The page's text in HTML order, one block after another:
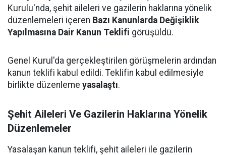
Kurulu'nda, şehit aileleri ve gazilerin haklarına yönelik
düzenlemeleri içeren Bazı Kanunlarda Değişiklik
Yapılmasına Dair Kanun Teklifi görüşüldü.
Genel Kurul'da gerçekleştirilen görüşmelerin ardından
kanun teklifi kabul edildi. Teklifin kabul edilmesiyle
birlikte düzenleme yasalaştı.
Şehit Aileleri Ve Gazilerin Haklarına Yönelik
Düzenlemeler
Yasalaşan kanun teklifi, şehit aileleri ile gazilerin